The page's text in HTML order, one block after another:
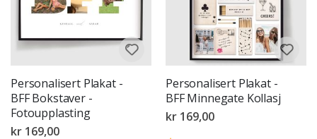
Personalisert Plakat -
BFF Bokstaver -
Fotoupplasting
kr 169,00
Personalisert Plakat -
BFF Minnegate Kollasj
kr 169,00